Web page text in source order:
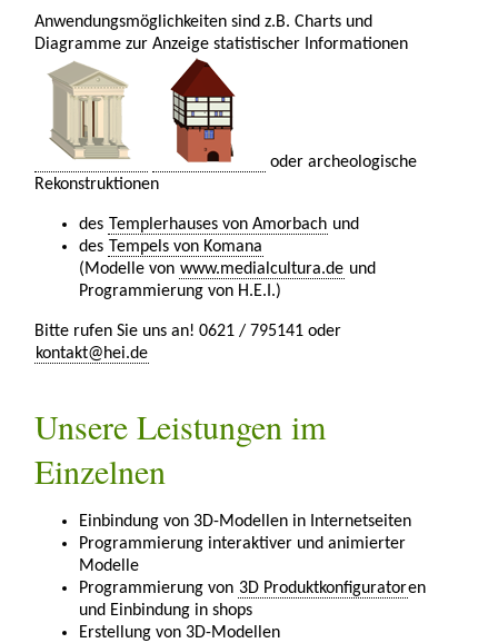
Anwendungsmöglichkeiten sind z.B. Charts und
Diagramme zur Anzeige statistischer Informationen
oder archeologische
Rekonstruktionen
des Templerhauses von Amorbach und
des Tempels von Komana
(Modelle von www.medialcultura.de und
Programmierung von H.E.I.)
Bitte rufen Sie uns an! 0621 / 795141 oder
kontakt@hei.de
Unsere Leistungen im
Einzelnen
Einbindung von 3D-Modellen in Internetseiten
Programmierung interaktiver und animierter
Modelle
Programmierung von 3D Produktkonfiguratoren
und Einbindung in shops
Erstellung von 3D-Modellen